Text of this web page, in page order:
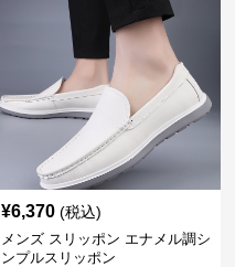
¥6,370 (税込)
メンズ スリッポン エナメル調シ
ンプルスリッポン